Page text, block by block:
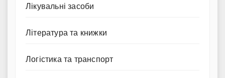
Лікувальні засоби
Література та книжки
Логістика та транспорт